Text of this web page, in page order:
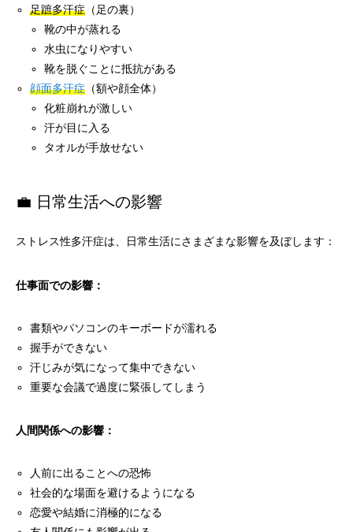
足蹠多汗症 （足の裏）
靴の中が蒸れる
水虫になりやすい
靴を脱ぐことに抵抗がある
顔面多汗症 （額や顔全体）
化粧崩れが激しい
汗が目に入る
タオルが手放せない
💼 日常生活への影響
ストレス性多汗症は、日常生活にさまざまな影響を及ぼします：
仕事面での影響：
書類やパソコンのキーボードが濡れる
握手ができない
汗じみが気になって集中できない
重要な会議で過度に緊張してしまう
人間関係への影響：
人前に出ることへの恐怖
社会的な場面を避けるようになる
恋愛や結婚に消極的になる